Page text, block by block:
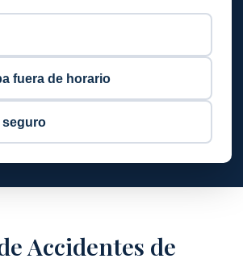
fuera de horario
seguro
Accidentes de